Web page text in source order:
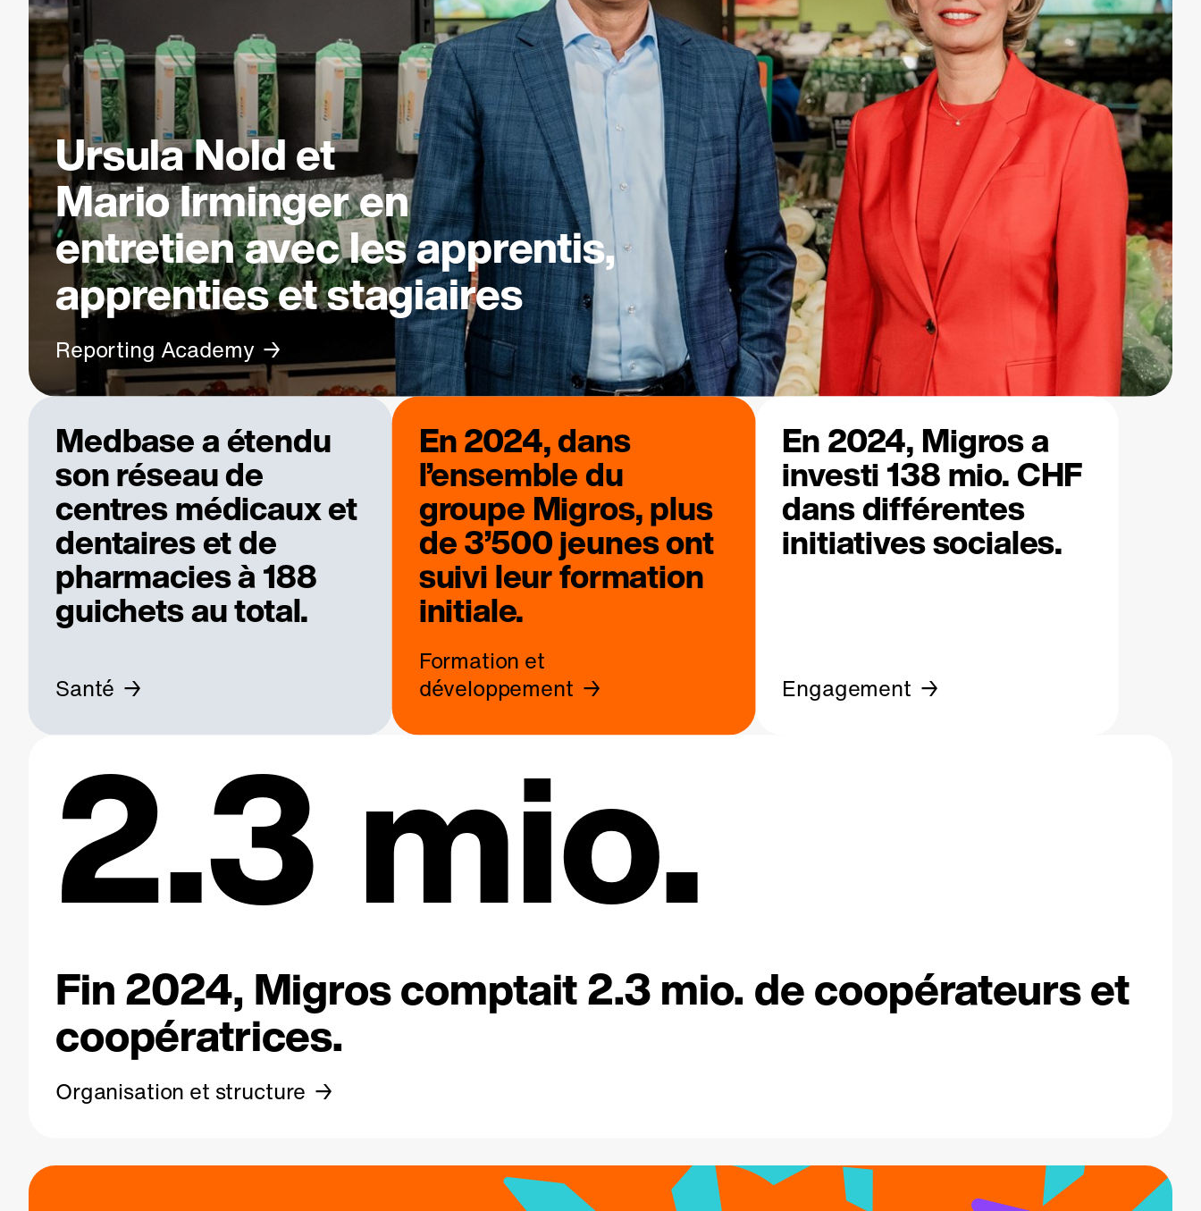
Ursula Nold et
Mario Irminger en
entretien avec les apprentis,
apprenties et stagiaires
Reporting Academy
Medbase a étendu
son réseau de
centres médicaux et
dentaires et de
pharmacies à 188
guichets au total.
Santé
En 2024, dans
l’ensemble du
groupe Migros, plus
de 3’500 jeunes ont
suivi leur formation
initiale.
Formation et
développement
En 2024, Migros a
investi 138 mio. CHF
dans différentes
initiatives sociales.
Engagement
2.3 mio.
Fin 2024, Migros comptait 2.3 mio. de coopérateurs et
coopératrices.
Organisation et structure